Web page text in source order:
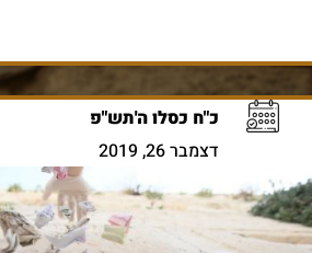
כ"ח כסלו ה'תש"פ
דצמבר 26, 2019